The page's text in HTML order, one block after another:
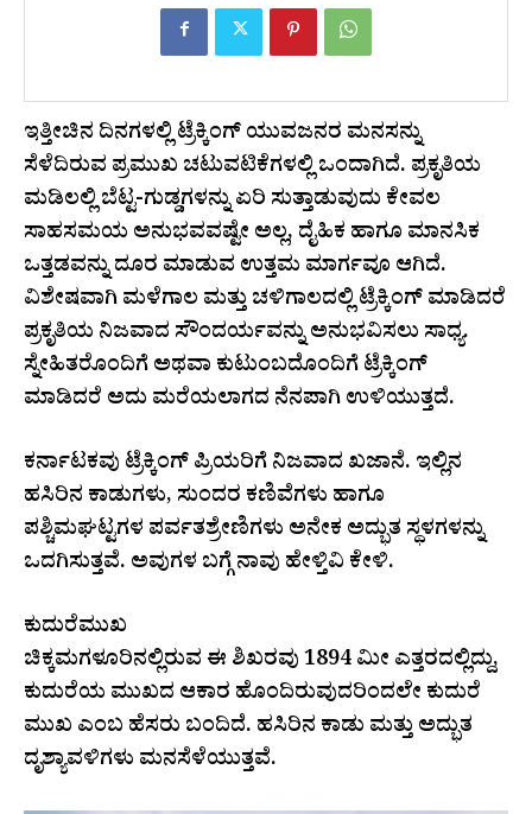
ಇತ್ತೀಚಿನ ದಿನಗಳಲ್ಲಿ ಟ್ರೆಕ್ಕಿಂಗ್ ಯುವಜನರ ಮನಸನ್ನು
ಸೆಳೆದಿರುವ ಪ್ರಮುಖ ಚಟುವಟಿಕೆಗಳಲ್ಲಿ ಒಂದಾಗಿದೆ. ಪ್ರಕೃತಿಯ
ಮಡಿಲಲ್ಲಿ ಬೆಟ್ಟ-ಗುಡ್ಡಗಳನ್ನು ಏರಿ ಸುತ್ತಾಡುವುದು ಕೇವಲ
ಸಾಹಸಮಯ ಅನುಭವವಷ್ಟೇ ಅಲ್ಲ, ದೈಹಿಕ ಹಾಗೂ ಮಾನಸಿಕ
ಒತ್ತಡವನ್ನು ದೂರ ಮಾಡುವ ಉತ್ತಮ ಮಾರ್ಗವೂ ಆಗಿದೆ.
ವಿಶೇಷವಾಗಿ ಮಳೆಗಾಲ ಮತ್ತು ಚಳಿಗಾಲದಲ್ಲಿ ಟ್ರೆಕ್ಕಿಂಗ್ ಮಾಡಿದರೆ
ಪ್ರಕೃತಿಯ ನಿಜವಾದ ಸೌಂದರ್ಯವನ್ನು ಅನುಭವಿಸಲು ಸಾಧ್ಯ.
ಸ್ನೇಹಿತರೊಂದಿಗೆ ಅಥವಾ ಕುಟುಂಬದೊಂದಿಗೆ ಟ್ರೆಕ್ಕಿಂಗ್
ಮಾಡಿದರೆ ಅದು ಮರೆಯಲಾಗದ ನೆನಪಾಗಿ ಉಳಿಯುತ್ತದೆ.
ಕರ್ನಾಟಕವು ಟ್ರೆಕ್ಕಿಂಗ್ ಪ್ರಿಯರಿಗೆ ನಿಜವಾದ ಖಜಾನೆ. ಇಲ್ಲಿನ
ಹಸಿರಿನ ಕಾಡುಗಳು, ಸುಂದರ ಕಣಿವೆಗಳು ಹಾಗೂ
ಪಶ್ಚಿಮಘಟ್ಟಗಳ ಪರ್ವತಶ್ರೇಣಿಗಳು ಅನೇಕ ಅದ್ಭುತ ಸ್ಥಳಗಳನ್ನು
ಒದಗಿಸುತ್ತವೆ. ಅವುಗಳ ಬಗ್ಗೆ ನಾವು ಹೇಳ್ತಿವಿ ಕೇಳಿ.
ಕುದುರೆಮುಖ
ಚಿಕ್ಕಮಗಳೂರಿನಲ್ಲಿರುವ ಈ ಶಿಖರವು 1894 ಮೀ ಎತ್ತರದಲ್ಲಿದ್ದು,
ಕುದುರೆಯ ಮುಖದ ಆಕಾರ ಹೊಂದಿರುವುದರಿಂದಲೇ ಕುದುರೆ
ಮುಖ ಎಂಬ ಹೆಸರು ಬಂದಿದೆ. ಹಸಿರಿನ ಕಾಡು ಮತ್ತು ಅದ್ಭುತ
ದೃಶ್ಯಾವಳಿಗಳು ಮನಸೆಳೆಯುತ್ತವೆ.